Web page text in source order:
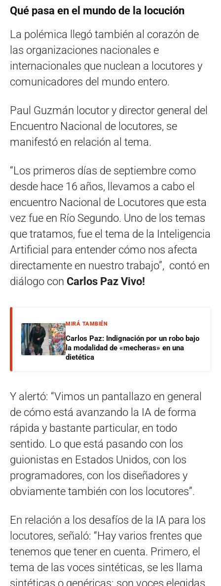
Qué pasa en el mundo de la locución
La polémica llegó también al corazón de
las organizaciones nacionales e
internacionales que nuclean a locutores y
comunicadores del mundo entero.
Paul Guzmán locutor y director general del
Encuentro Nacional de locutores, se
manifestó en relación al tema.
“Los primeros días de septiembre como
desde hace 16 años, llevamos a cabo el
encuentro Nacional de Locutores que esta
vez fue en Río Segundo. Uno de los temas
que tratamos, fue el tema de la Inteligencia
Artificial para entender cómo nos afecta
directamente en nuestro trabajo”, contó en
diálogo con Carlos Paz Vivo!
MIRÁ TAMBIÉN
Carlos Paz: Indignación por un robo bajo
la modalidad de «mecheras» en una
dietética
Y alertó: “Vimos un pantallazo en general
de cómo está avanzando la IA de forma
rápida y bastante particular, en todo
sentido. Lo que está pasando con los
guionistas en Estados Unidos, con los
programadores, con los diseñadores y
obviamente también con los locutores”.
En relación a los desafíos de la IA para los
locutores, señaló: “Hay varios frentes que
tenemos que tener en cuenta. Primero, el
tema de las voces sintéticas, se les llama
sintéticas o genéricas: son voces elegidas